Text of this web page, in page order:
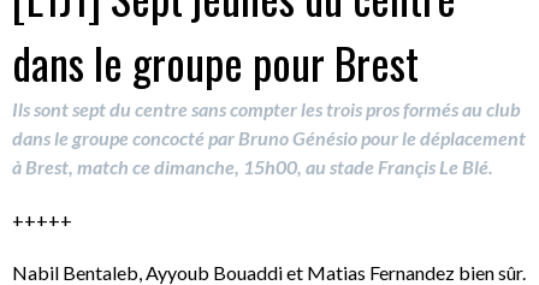
dans le groupe pour Brest
Ils sont sept du centre sans compter les trois pros formés au club
dans le groupe concocté par Bruno Génésio pour le déplacement
à Brest, match ce dimanche, 15h00, au stade Françis Le Blé.
+++++
Nabil Bentaleb, Ayyoub Bouaddi et Matias Fernandez bien sûr.